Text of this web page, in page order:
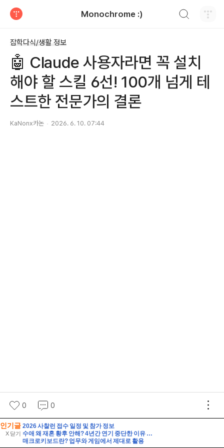
인기글
X 닫기
2026 사찰런 접수 일정 및 참가 정보
수애 왜 재혼 황후 안해? 4년간 연기 중단한 이유 ft 차기작
매크로키보드란? 업무와 게임에서 제대로 활용